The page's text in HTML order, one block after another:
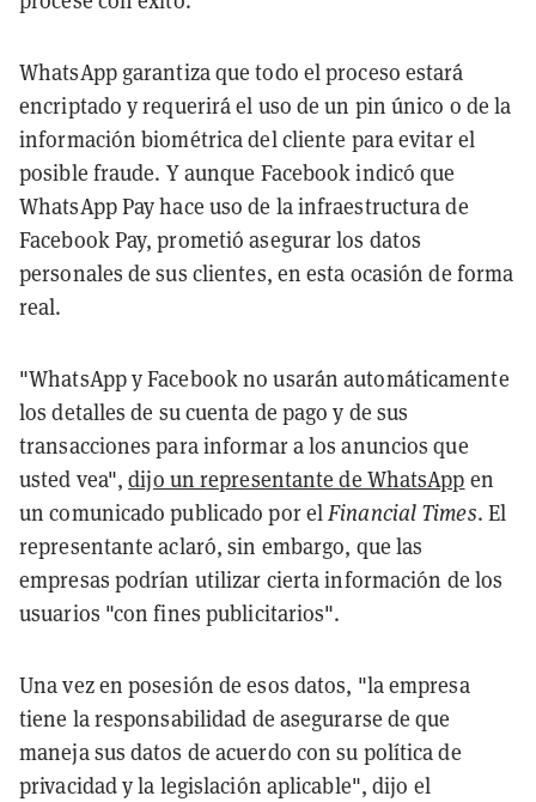
WhatsApp garantiza que todo el proceso estará
encriptado y requerirá el uso de un pin único o de la
información biométrica del cliente para evitar el
posible fraude. Y aunque Facebook indicó que
WhatsApp Pay hace uso de la infraestructura de
Facebook Pay, prometió asegurar los datos
personales de sus clientes, en esta ocasión de forma
real.
"WhatsApp y Facebook no usarán automáticamente
los detalles de su cuenta de pago y de sus
transacciones para informar a los anuncios que
usted vea",dijo un representante de WhatsApp en
un comunicado publicado por elFinancial Times. El
representante aclaró, sin embargo, que las
empresas podrían utilizar cierta información de los
usuarios "con fines publicitarios".
Una vez en posesión de esos datos, "la empresa
tiene la responsabilidad de asegurarse de que
maneja sus datos de acuerdo con su política de
privacidad y la legislación aplicable", dijo el